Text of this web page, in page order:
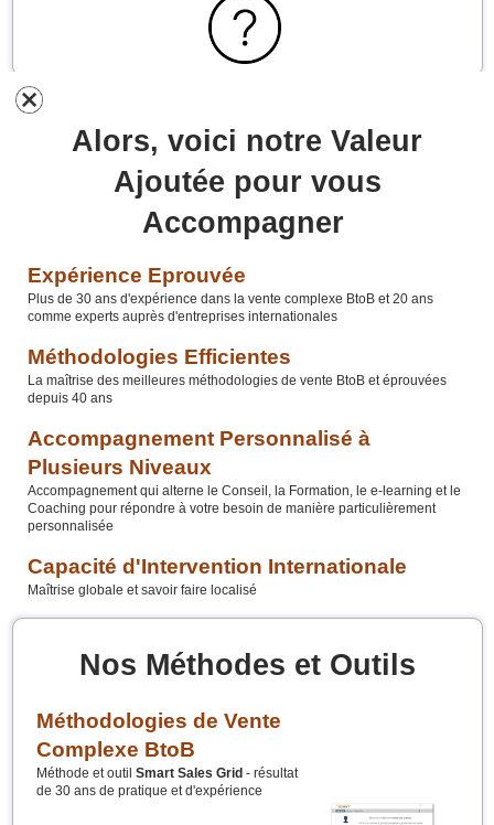
Alors, voici notre Valeur
Ajoutée pour vous
Accompagner
Expérience Eprouvée
Plus de 30 ans d'expérience dans la vente complexe BtoB et 20 ans
comme experts auprès d'entreprises internationales
Méthodologies Efficientes
La maîtrise des meilleures méthodologies de vente BtoB et éprouvées
depuis 40 ans
Accompagnement Personnalisé à
Plusieurs Niveaux
Accompagnement qui alterne le Conseil, la Formation, le e-learning et le
Coaching pour répondre à votre besoin de manière particulièrement
personnalisée
Capacité d'Intervention Internationale
Maîtrise globale et savoir faire localisé
Une focalisation exclusive sur l'atteinte de vos objectifs
Nos Méthodes et Outils
Méthodologies de Vente
Complexe BtoB
Méthode et outil Smart Sales Grid - résultat
de 30 ans de pratique et d'expérience